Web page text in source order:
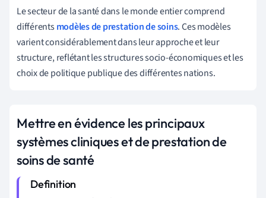
Le secteur de la santé dans le monde entier comprend
différentsmodèles de prestation de soins. Ces modèles
varient considérablement dans leur approche et leur
structure, reflétant les structures socio-économiques et les
choix de politique publique des différentes nations.
Mettre en évidence les principaux
systèmes cliniques et de prestation de
soins de santé